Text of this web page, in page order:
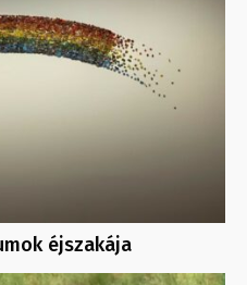
éjszakája